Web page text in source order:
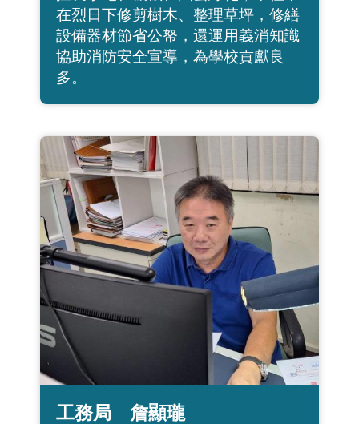
在烈日下修剪樹木、整理草坪，修繕
設備器材節省公帑，還運用義消知識
協助消防安全宣導，為學校貢獻良
多。
工務局 詹顯瓏